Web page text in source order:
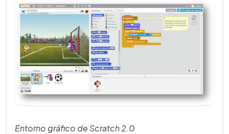
Entorno gráfico de Scratch 2.0